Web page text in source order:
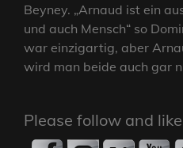
Beyney. „Arnaud ist ein
und auch Mensch“ so
war einzigartig, aber
wird man beide auch gar
Please follow and